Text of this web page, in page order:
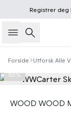
Registrer deg
Søk
Forside Utforsk Alle
50%
WOOD WOOD